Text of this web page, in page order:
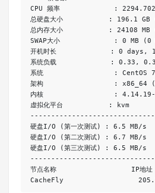
CPU 频率 : 2294.702
总硬盘大小
: 196.1 GB
总内存大小
: 24108 MB
SWAP大小 : 0 MB (0
开机时长
: 0 days ,
系统负载
: 0.33 ,
系统
: CentOS
架构
: x86_64 (
内核
: 4.14 . 19 -
虚拟化平台
:
硬盘I/O (第一次测试) : 6.5 MB/
硬盘I/O (第二次测试) : 6.7 MB/
硬盘I/O (第三次测试) : 6.5 MB/
节点名称
                  IP
地址
CacheFly